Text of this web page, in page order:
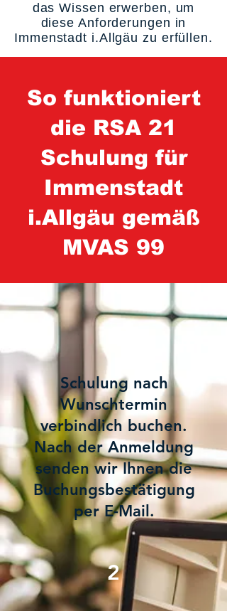
das Wissen erwerben, um
diese Anforderungen in
Immenstadt i.Allgäu zu erfüllen.
So funktioniert
die RSA 21
Schulung für
Immenstadt
i.Allgäu gemäß
MVAS 99
Schulung nach
Wunschtermin
verbindlich buchen.
Nach der Anmeldung
senden wir Ihnen die
Buchungsbestätigung
per E-Mail.
2